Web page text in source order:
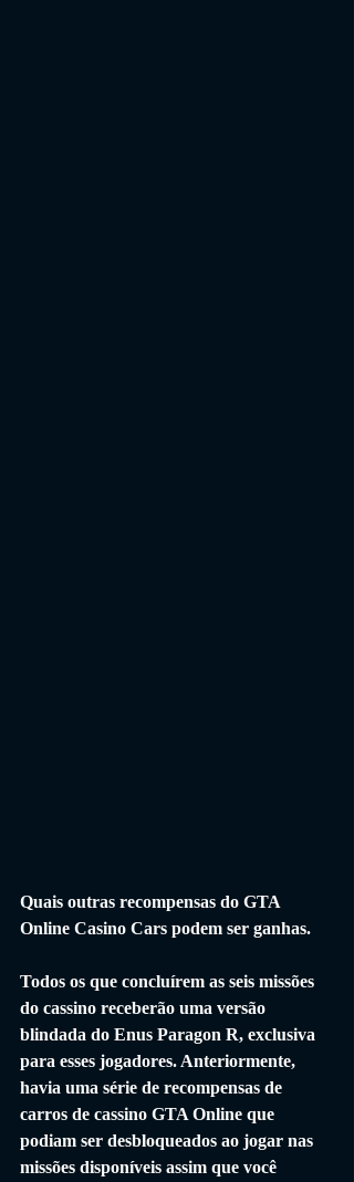
Quais outras recompensas do GTA
Online Casino Cars podem ser ganhas.
Todos os que concluírem as seis missões
do cassino receberão uma versão
blindada do Enus Paragon R, exclusiva
para esses jogadores. Anteriormente,
havia uma série de recompensas de
carros de cassino GTA Online que
podiam ser desbloqueados ao jogar nas
missões disponíveis assim que você